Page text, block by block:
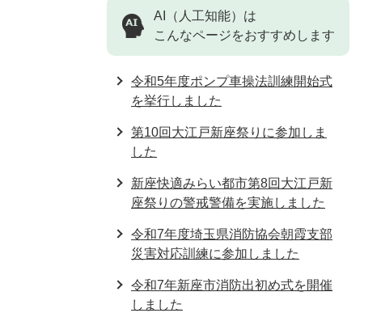
AI（人工知能）は
こんなページをおすすめします
令和5年度ポンプ車操法訓練開始式
を挙行しました
第10回大江戸新座祭りに参加しま
した
新座快適みらい都市第8回大江戸新
座祭りの警戒警備を実施しました
令和7年度埼玉県消防協会朝霞支部
災害対応訓練に参加しました
令和7年新座市消防出初め式を開催
しました